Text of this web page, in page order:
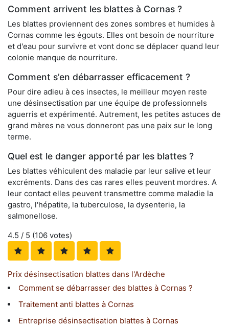
Comment arrivent les blattes à Cornas ?
Les blattes proviennent des zones sombres et humides à
Cornas comme les égouts. Elles ont besoin de nourriture
et d'eau pour survivre et vont donc se déplacer quand leur
colonie manque de nourriture.
Comment s’en débarrasser efficacement ?
Pour dire adieu à ces insectes, le meilleur moyen reste
une désinsectisation par une équipe de professionnels
aguerris et expérimenté. Autrement, les petites astuces de
grand mères ne vous donneront pas une paix sur le long
terme.
Quel est le danger apporté par les blattes ?
Les blattes véhiculent des maladie par leur salive et leur
excréments. Dans des cas rares elles peuvent mordres. A
leur contact elles peuvent transmettre comme maladie la
gastro, l'hépatite, la tuberculose, la dysenterie, la
salmonellose.
4.5 / 5 (106 votes)
Prix désinsectisation blattes dans l'Ardèche
Comment se débarrasser des blattes à Cornas ?
Traitement anti blattes à Cornas
Entreprise désinsectisation blattes à Cornas